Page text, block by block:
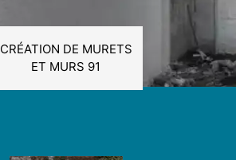
CRÉATION DE MURETS
ET MURS 91